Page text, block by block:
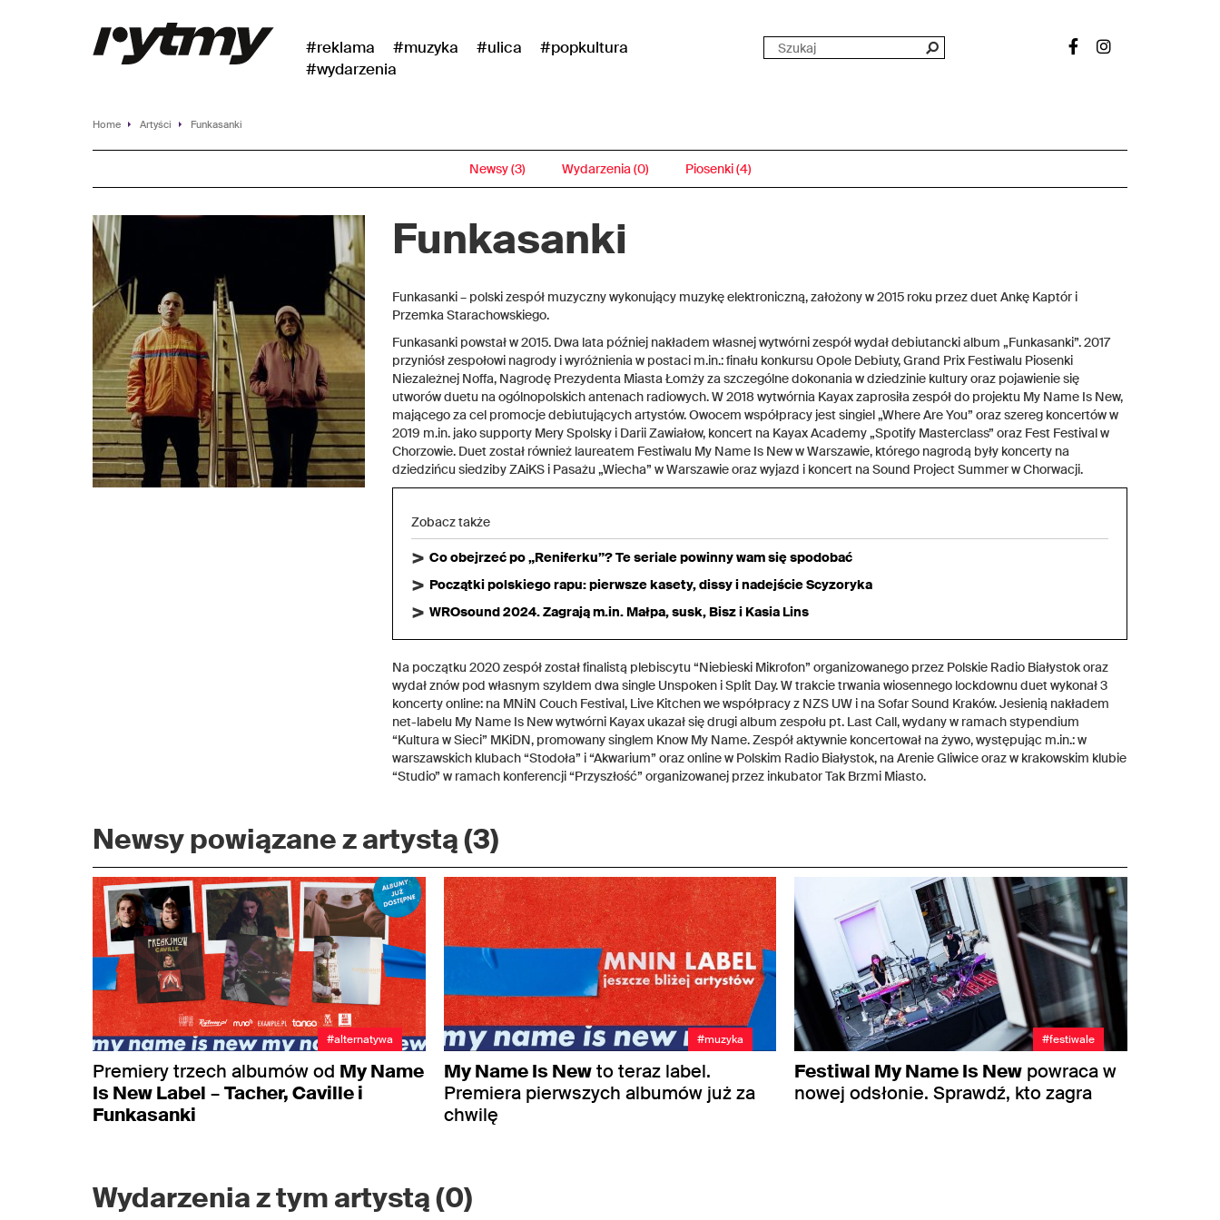
#reklama #muzyka #ulica
#popkultura
#wydarzenia
Home Artyści Funkasanki
Newsy (3) Wydarzenia (0) Piosenki (4)
Funkasanki
Funkasanki – polski zespół muzyczny wykonujący muzykę elektroniczną, założony w 2015 roku przez duet Ankę Kaptór i
Przemka Starachowskiego.
Funkasanki powstał w 2015. Dwa lata później nakładem własnej wytwórni zespół wydał debiutancki album „Funkasanki”. 2017
przyniósł zespołowi nagrody i wyróżnienia w postaci m.in.: finału konkursu Opole Debiuty, Grand Prix Festiwalu Piosenki
Niezależnej Noffa, Nagrodę Prezydenta Miasta Łomży za szczególne dokonania w dziedzinie kultury oraz pojawienie się
utworów duetu na ogólnopolskich antenach radiowych. W 2018 wytwórnia Kayax zaprosiła zespół do projektu My Name Is New,
mającego za cel promocje debiutujących artystów. Owocem współpracy jest singiel „Where Are You” oraz szereg koncertów w
2019 m.in. jako supporty Mery Spolsky i Darii Zawiałow, koncert na Kayax Academy „Spotify Masterclass” oraz Fest Festival w
Chorzowie. Duet został również laureatem Festiwalu My Name Is New w Warszawie, którego nagrodą były koncerty na
dziedzińcu siedziby ZAiKS i Pasażu „Wiecha” w Warszawie oraz wyjazd i koncert na Sound Project Summer w Chorwacji.
Zobacz także
Co obejrzeć po „Reniferku”? Te seriale powinny wam się spodobać
Początki polskiego rapu: pierwsze kasety, dissy i nadejście Scyzoryka
WROsound 2024. Zagrają m.in. Małpa, susk, Bisz i Kasia Lins
Na początku 2020 zespół został finalistą plebiscytu “Niebieski Mikrofon” organizowanego przez Polskie Radio Białystok oraz
wydał znów pod własnym szyldem dwa single Unspoken i Split Day. W trakcie trwania wiosennego lockdownu duet wykonał 3
koncerty online: na MNiN Couch Festival, Live Kitchen we współpracy z NZS UW i na Sofar Sound Kraków. Jesienią nakładem
net-labelu My Name Is New wytwórni Kayax ukazał się drugi album zespołu pt. Last Call, wydany w ramach stypendium
“Kultura w Sieci” MKiDN, promowany singlem Know My Name. Zespół aktywnie koncertował na żywo, występując m.in.: w
warszawskich klubach “Stodoła” i “Akwarium” oraz online w Polskim Radio Białystok, na Arenie Gliwice oraz w krakowskim klubie
“Studio” w ramach konferencji “Przyszłość” organizowanej przez inkubator Tak Brzmi Miasto.
Newsy powiązane z artystą (3)
#alternatywa
Premiery trzech albumów od My Name
Is New Label –Tacher, Caville i
Funkasanki
#muzyka
My Name Is Newto teraz label.
Premiera pierwszych albumów już za
chwilę
#festiwale
Festiwal My Name Is New powraca w
nowej odsłonie. Sprawdź, kto zagra
Wydarzenia z tym artystą (0)